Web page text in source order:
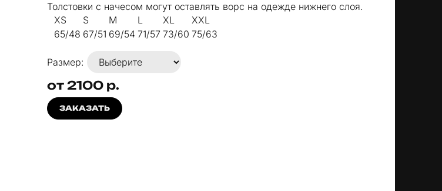
Толстовки с начесом могут оставлять ворс на одежде нижнего слоя.
XS
S M L XL
XXL
65/48 67/51 69/54 71/57 73/60 75/63
Размер:
от 2100 р.
ЗАКАЗАТЬ